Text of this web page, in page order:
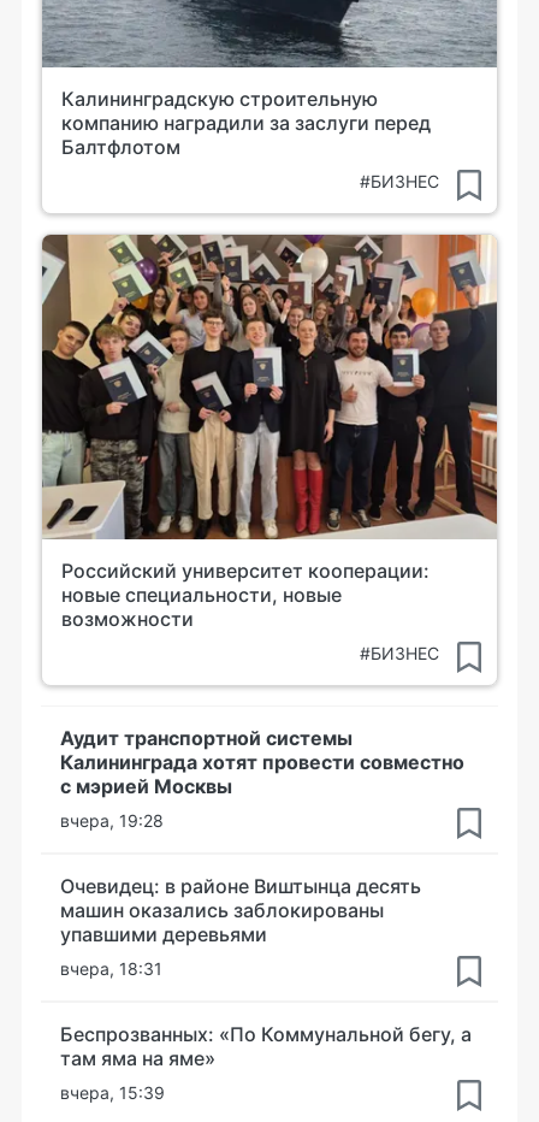
Калининградскую строительную
компанию наградили за заслуги перед
Балтфлотом
#БИЗНЕС
Российский университет кооперации:
новые специальности, новые
возможности
#БИЗНЕС
Аудит транспортной системы
Калининграда хотят провести совместно
с мэрией Москвы
вчера, 19:28
Очевидец: в районе Виштынца десять
машин оказались заблокированы
упавшими деревьями
вчера, 18:31
Беспрозванных: «По Коммунальной бегу, а
там яма на яме»
вчера, 15:39